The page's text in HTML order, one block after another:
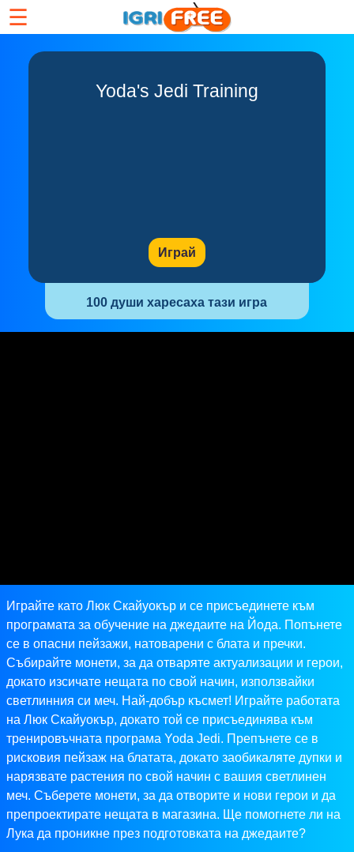
☰
Yoda's Jedi Training
Играй
100 души харесаха тази игра
Играйте като Люк Скайуокър и се присъединете към
програмата за обучение на джедаите на Йода. Попънете
се в опасни пейзажи, натоварени с блата и пречки.
Събирайте монети, за да отваряте актуализации и герои,
докато изсичате нещата по свой начин, използвайки
светлинния си меч. Най-добър късмет! Играйте работата
на Люк Скайуокър, докато той се присъединява към
тренировъчната програма Yoda Jedi. Препънете се в
рисковия пейзаж на блатата, докато заобикаляте дупки и
нарязвате растения по свой начин с вашия светлинен
меч. Съберете монети, за да отворите и нови герои и да
препроектирате нещата в магазина. Ще помогнете ли на
Лука да проникне през подготовката на джедаите?